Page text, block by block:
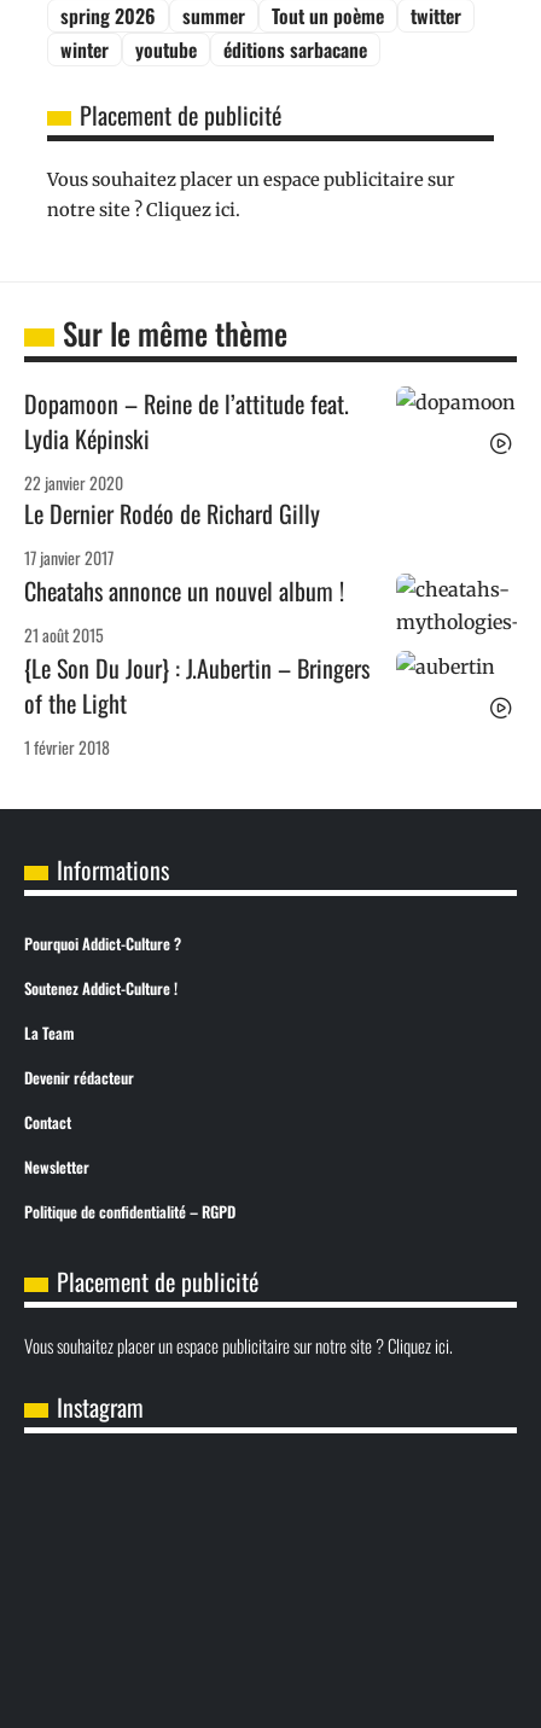
spring 2026
summer Tout un poème
twitter
winter
youtube éditions sarbacane
Placement de publicité
Vous souhaitez placer un espace publicitaire sur
notre site ? Cliquez ici.
Sur le même thème
Dopamoon – Reine de l’attitude feat.
Lydia Képinski
22 janvier 2020
Le Dernier Rodéo de Richard Gilly
17 janvier 2017
Cheatahs annonce un nouvel album !
21 août 2015
{Le Son Du Jour} : J.Aubertin – Bringers
of the Light
1 février 2018
Informations
Pourquoi Addict-Culture ?
Soutenez Addict-Culture !
La Team
Devenir rédacteur
Contact
Newsletter
Politique de confidentialité – RGPD
Placement de publicité
Vous souhaitez placer un espace publicitaire sur notre site ? Cliquez ici.
Instagram